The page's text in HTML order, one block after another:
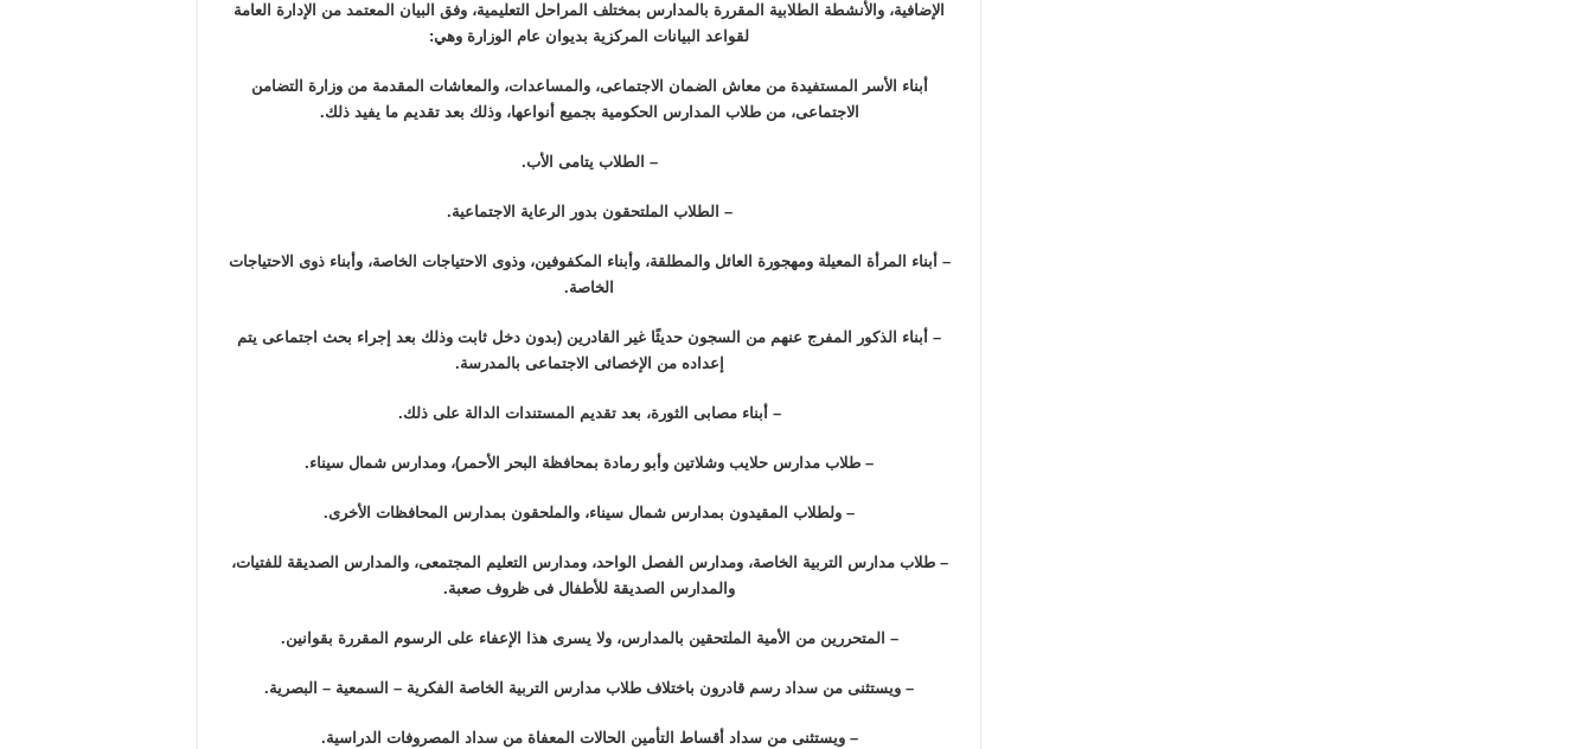
الإضافية، والأنشطة الطلابية المقررة بالمدارس بمختلف المراحل التعليمية، وفق البيان المعتمد من الإدارة العامة
لقواعد البيانات المركزية بديوان عام الوزارة وهي:
أبناء الأسر المستفيدة من معاش الضمان الاجتماعى، والمساعدات، والمعاشات المقدمة من وزارة التضامن
الاجتماعى، من طلاب المدارس الحكومية بجميع أنواعها، وذلك بعد تقديم ما يفيد ذلك.
– الطلاب يتامى الأب.
– الطلاب الملتحقون بدور الرعاية الاجتماعية.
– أبناء المرأة المعيلة ومهجورة العائل والمطلقة، وأبناء المكفوفين، وذوى الاحتياجات الخاصة، وأبناء ذوى الاحتياجات
الخاصة.
– أبناء الذكور المفرج عنهم من السجون حديثًا غير القادرين (بدون دخل ثابت وذلك بعد إجراء بحث اجتماعى يتم
إعداده من الإخصائى الاجتماعى بالمدرسة.
– أبناء مصابى الثورة، بعد تقديم المستندات الدالة على ذلك.
– طلاب مدارس حلايب وشلاتين وأبو رمادة بمحافظة البحر الأحمر)، ومدارس شمال سيناء.
– ولطلاب المقيدون بمدارس شمال سيناء، والملحقون بمدارس المحافظات الأخرى.
– طلاب مدارس التربية الخاصة، ومدارس الفصل الواحد، ومدارس التعليم المجتمعى، والمدارس الصديقة للفتيات،
والمدارس الصديقة للأطفال فى ظروف صعبة.
– المتحررين من الأمية الملتحقين بالمدارس، ولا يسرى هذا الإعفاء على الرسوم المقررة بقوانين.
– ويستثنى من سداد رسم قادرون باختلاف طلاب مدارس التربية الخاصة الفكرية – السمعية – البصرية.
– ويستثنى من سداد أقساط التأمين الحالات المعفاة من سداد المصروفات الدراسية.